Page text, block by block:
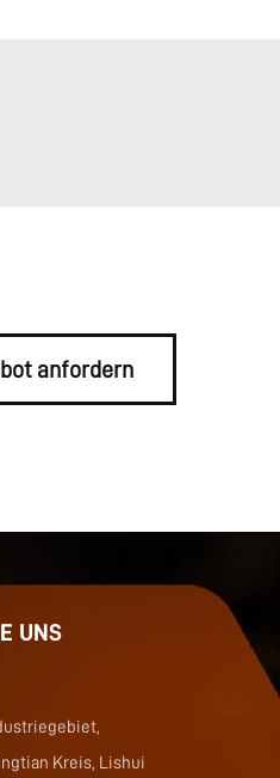
anfordern
UNS
Kreis, Lishui